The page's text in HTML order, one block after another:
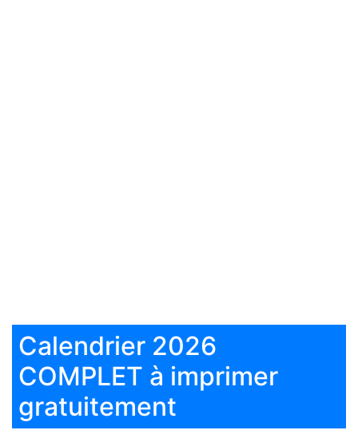
Calendrier 2026
COMPLET à imprimer
gratuitement